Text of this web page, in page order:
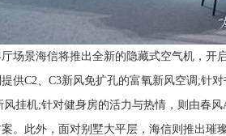
景海信将推出全新的隐藏式空气机，开
供C2、C3新风免扩孔的富氧新风空调;针
风挂机;针对健身房的活力与热情，则由春
。此外，面对别墅大平层，海信则推出璀